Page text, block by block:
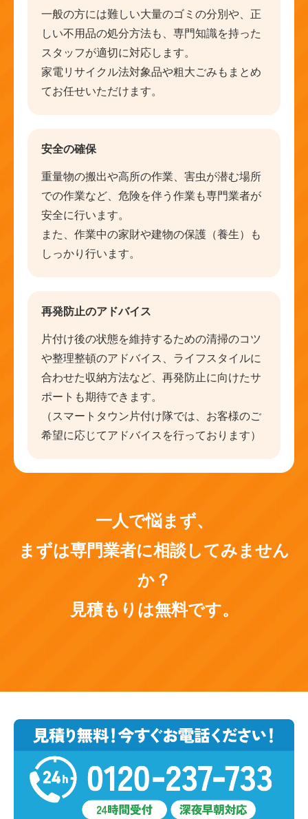
一般の方には難しい大量のゴミの分別や、正
しい不用品の処分方法も、専門知識を持った
スタッフが適切に対応します。
家電リサイクル法対象品や粗大ごみもまとめ
てお任せいただけます。
安全の確保
重量物の搬出や高所の作業、害虫が潜む場所
での作業など、危険を伴う作業も専門業者が
安全に行います。
また、作業中の家財や建物の保護（養生）も
しっかり行います。
再発防止のアドバイス
片付け後の状態を維持するための清掃のコツ
や整理整頓のアドバイス、ライフスタイルに
合わせた収納方法など、再発防止に向けたサ
ポートも期待できます。
（スマートタウン片付け隊では、お客様のご
希望に応じてアドバイスを行っております）
一人で悩まず、
まずは専門業者に相談してみません
か？
見積もりは無料です。